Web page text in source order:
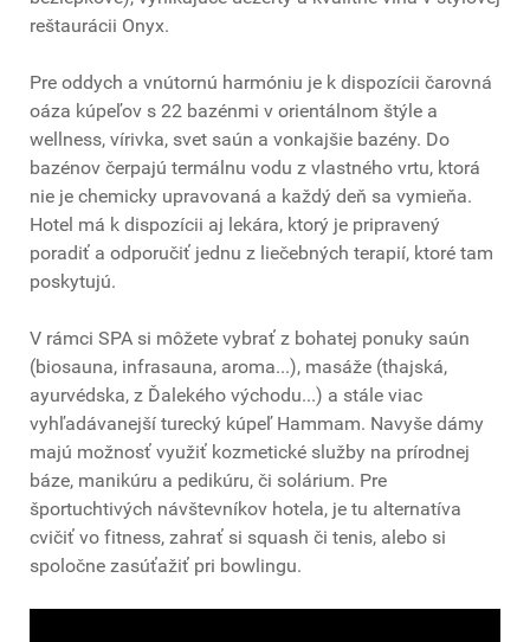
reštaurácii Onyx.
Pre oddych a vnútornú harmóniu je k dispozícii čarovná
oáza kúpeľov s 22 bazénmi v orientálnom štýle a
wellness, vírivka, svet saún a vonkajšie bazény. Do
bazénov čerpajú termálnu vodu z vlastného vrtu, ktorá
nie je chemicky upravovaná a každý deň sa vymieňa.
Hotel má k dispozícii aj lekára, ktorý je pripravený
poradiť a odporučiť jednu z liečebných terapií, ktoré tam
poskytujú.
V rámci SPA si môžete vybrať z bohatej ponuky saún
(biosauna, infrasauna, aroma...), masáže (thajská,
ayurvédska, z Ďalekého východu...) a stále viac
vyhľadávanejší turecký kúpeľ Hammam. Navyše dámy
majú možnosť využiť kozmetické služby na prírodnej
báze, manikúru a pedikúru, či solárium. Pre
športuchtivých návštevníkov hotela, je tu alternatíva
cvičiť vo fitness, zahrať si squash či tenis, alebo si
spoločne zasúťažiť pri bowlingu.